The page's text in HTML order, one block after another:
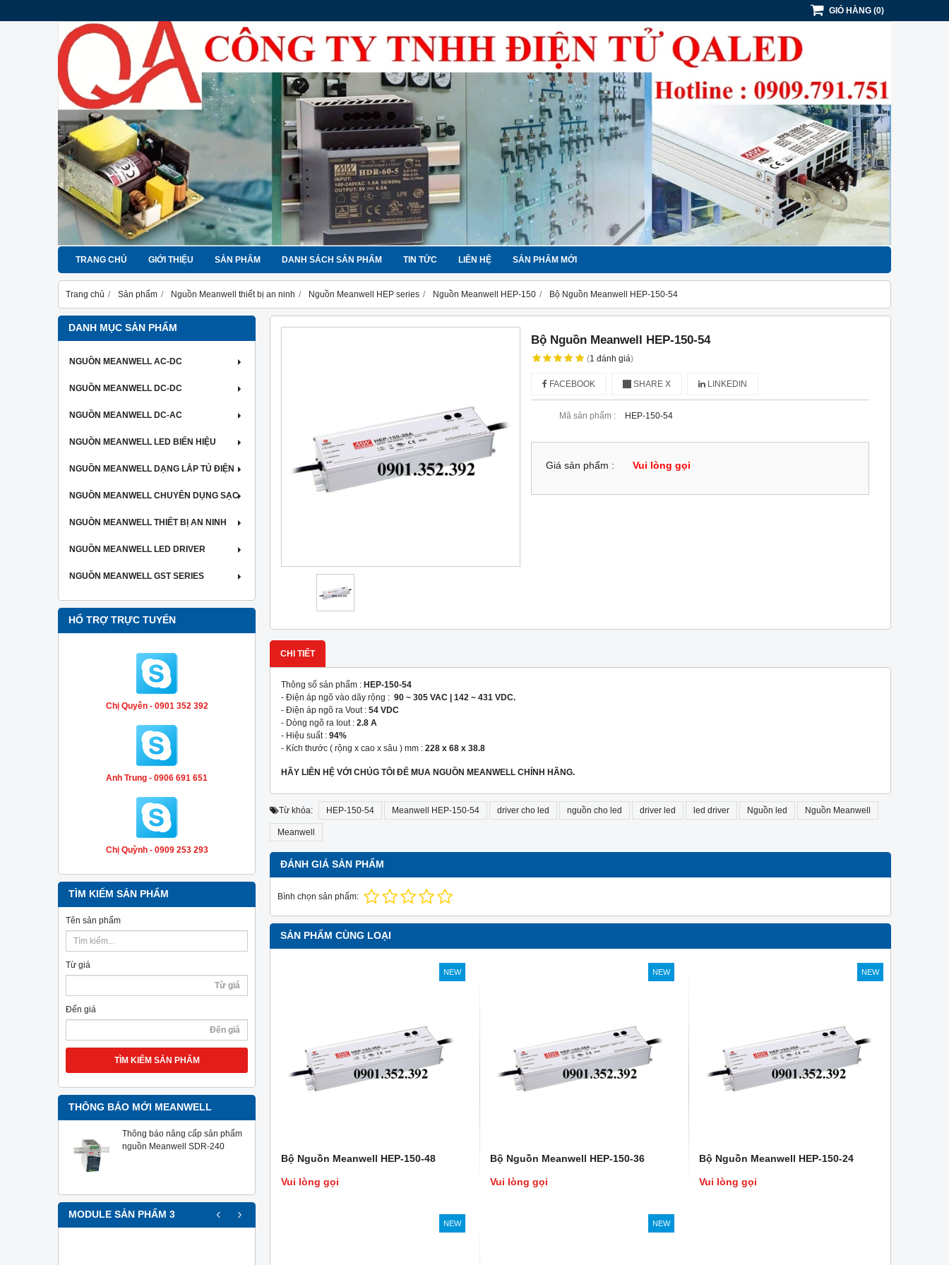
GIỎ HÀNG (0)
TRANG CHỦ GIỚI THIỆU SẢN PHẨM DANH SÁCH SẢN PHẨM TIN TỨC LIÊN HỆ SẢN PHẨM MỚI
Trang chủ Sản phẩm Nguồn Meanwell thiết bị an ninh Nguồn Meanwell HEP series Nguồn Meanwell HEP-150 Bộ Nguồn Meanwell HEP-150-54
DANH MỤC SẢN PHẨM
NGUỒN MEANWELL AC-DC
NGUỒN MEANWELL DC-DC
NGUỒN MEANWELL DC-AC
NGUỒN MEANWELL LED BIỂN HIỆU
NGUỒN MEANWELL DẠNG LẮP TỦ ĐIỆN
NGUỒN MEANWELL CHUYÊN DỤNG SẠC
NGUỒN MEANWELL THIẾT BỊ AN NINH
NGUỒN MEANWELL LED DRIVER
NGUỒN MEANWELL GST SERIES
HỔ TRỢ TRỰC TUYẾN
Chị Quyên - 0901 352 392
Anh Trung - 0906 691 651
Chị Quỳnh - 0909 253 293
TÌM KIẾM SẢN PHẨM
Tên sản phẩm
Từ giá
Đến giá
TÌM KIẾM SẢN PHẨM
THÔNG BÁO MỚI MEANWELL
Thông báo nâng cấp sản phẩm
nguồn Meanwell SDR-240
MODULE SẢN PHẨM 3 ‹ ›
Bộ Nguồn Meanwell HEP-150-54
(1đánh giá)
FACEBOOK SHARE X LINKEDIN
Mã sản phẩm : HEP-150-54
Giá sản phẩm : Vui lòng gọi
CHI TIẾT
Thông số sản phẩm : HEP-150-54
- Điện áp ngõ vào dãy rộng : 90 ~ 305 VAC | 142 ~ 431 VDC.
- Điện áp ngõ ra Vout : 54 VDC
- Dòng ngõ ra Iout : 2.8 A
- Hiệu suất : 94%
- Kích thước ( rộng x cao x sâu ) mm : 228 x 68 x 38.8
HÃY LIÊN HỆ VỚI CHÚG TÔI ĐỂ MUA NGUỒN MEANWELL CHÍNH HÃNG.
Từ khóa: HEP-150-54 Meanwell HEP-150-54 driver cho led nguồn cho led driver led led driver Nguồn led Nguồn Meanwell
Meanwell
ĐÁNH GIÁ SẢN PHẨM
Bình chọn sản phẩm:
SẢN PHẨM CÙNG LOẠI
NEW
Bộ Nguồn Meanwell HEP-150-48
Vui lòng gọi
NEW
Bộ Nguồn Meanwell HEP-150-36
Vui lòng gọi
NEW
Bộ Nguồn Meanwell HEP-150-24
Vui lòng gọi
NEW NEW